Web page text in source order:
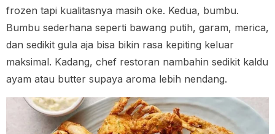
frozen tapi kualitasnya masih oke. Kedua, bumbu.
Bumbu sederhana seperti bawang putih, garam, merica,
dan sedikit gula aja bisa bikin rasa kepiting keluar
maksimal. Kadang, chef restoran nambahin sedikit kaldu
ayam atau butter supaya aroma lebih nendang.